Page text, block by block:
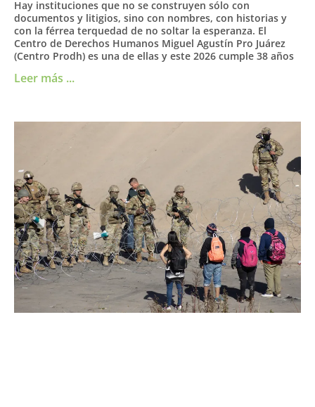
Hay instituciones que no se construyen sólo con
documentos y litigios, sino con nombres, con historias y
con la férrea terquedad de no soltar la esperanza. El
Centro de Derechos Humanos Miguel Agustín Pro Juárez
(Centro Prodh) es una de ellas y este 2026 cumple 38 años
Leer más ...